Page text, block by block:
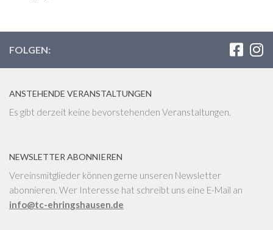
FOLGEN:
ANSTEHENDE VERANSTALTUNGEN
Es gibt derzeit keine bevorstehenden Veranstaltungen.
NEWSLETTER ABONNIEREN
Vereinsmitglieder können gerne unseren Newsletter
abonnieren. Wer Interesse hat schreibt uns eine E-Mail an
info@tc-ehringshausen.de